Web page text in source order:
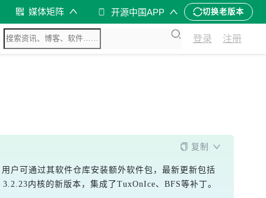
媒体矩阵 开源中国APP 切换老版本
登录 注册
复制
户可通过其软件仓库安装额外软件包，最新更新包括
内核的新版本，集成了TuxOnIce、BFS等补丁。